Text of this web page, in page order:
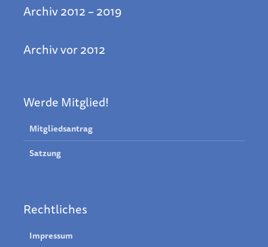
Archiv 2012 – 2019
Archiv vor 2012
Werde Mitglied!
Mitgliedsantrag
Satzung
Rechtliches
Impressum